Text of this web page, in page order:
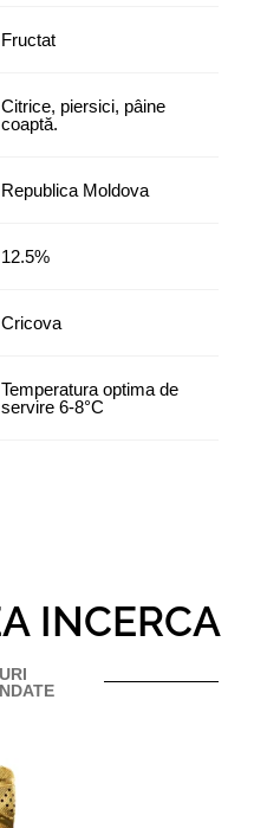
Fructat
Citrice, piersici, pâine
coaptă.
Republica Moldova
12.5%
Cricova
Temperatura optima de
servire 6-8°C
INCERCA